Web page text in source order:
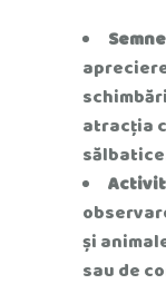
atracția
și
sau de